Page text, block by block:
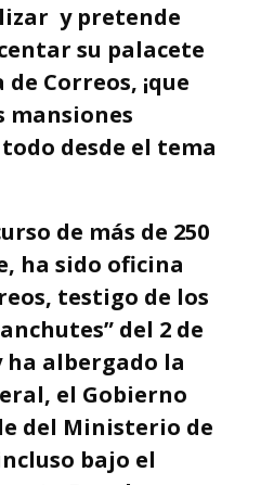
y pretende
su palacete
de Correos, ¡que
mansiones
desde el tema
de más de 250
ha sido oficina
testigo de los
del 2 de
ha albergado la
el Gobierno
del Ministerio de
bajo el